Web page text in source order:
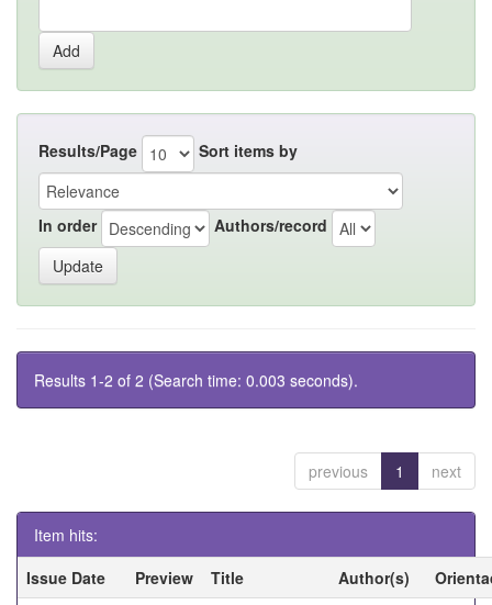
Results/Page Sort items by
In order Authors/record
Results 1-2 of 2 (Search time: 0.003 seconds).
previous 1 next
Item hits:
Issue Date
Preview Title Author(s)